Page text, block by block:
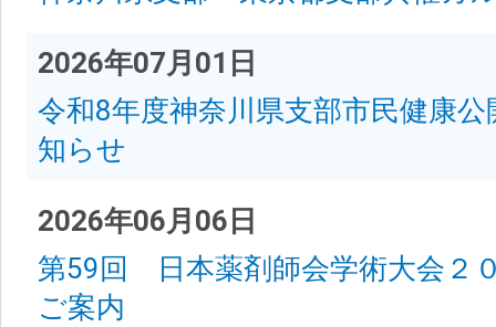
2026年07月01日
令和8年度神奈川県支部市民健康
知らせ
2026年06月06日
第59回 日本薬剤師会学術大会２
ご案内